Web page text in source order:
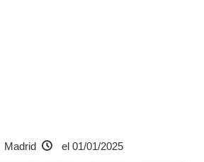
Madrid el 01/01/2025